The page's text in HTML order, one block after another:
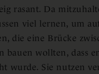
rasant. Da
viel lernen, um
die eine Brücke
bauen wollten, dass
wurde. Sie nutzen